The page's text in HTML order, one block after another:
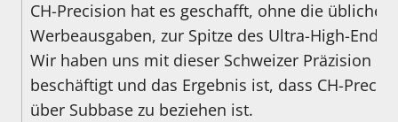
CH-Precision hat es geschafft, ohne die
Werbeausgaben, zur Spitze des Ultra-High-End-
Wir haben uns mit dieser Schweizer Präzision in
beschäftigt und das Ergebnis ist, dass CH-
über Subbase zu beziehen ist.